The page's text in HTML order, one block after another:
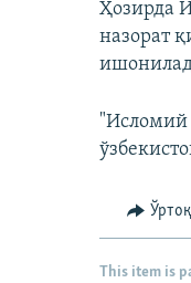
Ҳозирда
назорат
"Исломий
This item is